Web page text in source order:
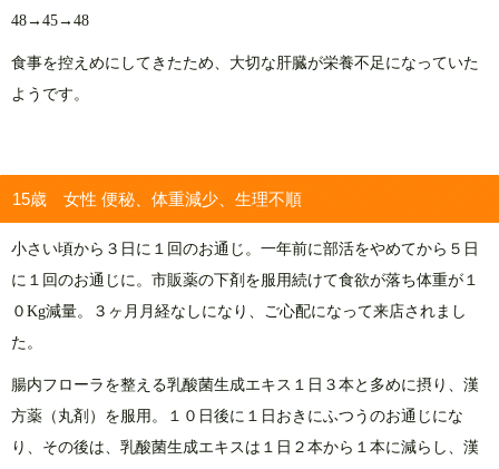
48→45→48
食事を控えめにしてきたため、大切な肝臓が栄養不足になっていた
ようです。
15歳 女性 便秘、体重減少、生理不順
小さい頃から３日に１回のお通じ。一年前に部活をやめてから５日
に１回のお通じに。市販薬の下剤を服用続けて食欲が落ち体重が１
０Kg減量。３ヶ月月経なしになり、ご心配になって来店されまし
た。
腸内フローラを整える乳酸菌生成エキス１日３本と多めに摂り、漢
方薬（丸剤）を服用。１０日後に１日おきにふつうのお通じにな
り、その後は、乳酸菌生成エキスは１日２本から１本に減らし、漢